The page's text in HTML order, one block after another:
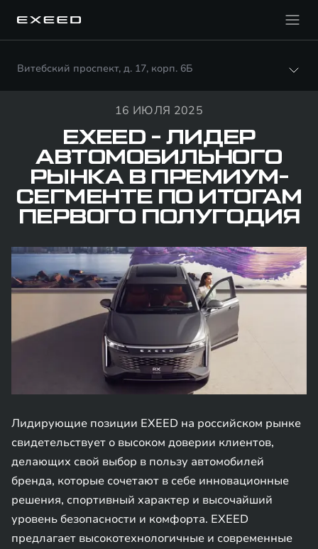
Витебский проспект, д. 17, корп. 6Б
16 ИЮЛЯ 2025
EXEED - ЛИДЕР
АВТОМОБИЛЬНОГО
РЫНКА В ПРЕМИУМ-
СЕГМЕНТЕ ПО ИТОГАМ
ПЕРВОГО ПОЛУГОДИЯ
Лидирующие позиции EXEED на российском рынке
свидетельствует о высоком доверии клиентов,
делающих свой выбор в пользу автомобилей
бренда, которые сочетают в себе инновационные
решения, спортивный характер и высочайший
уровень безопасности и комфорта. EXEED
предлагает высокотехнологичные и современные